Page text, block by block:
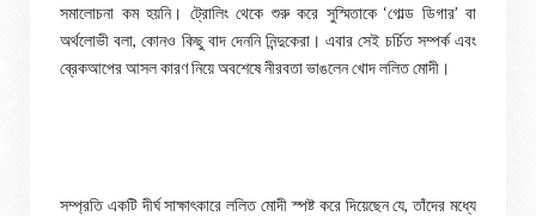
সমালোচনা কম হয়নি। ট্রোলিং থেকে শুরু করে সুস্মিতাকে ‘গোল্ড ডিগার’ বা
অর্থলোভী বলা, কোনও কিছু বাদ দেননি নিন্দুকেরা। এবার সেই চর্চিত সম্পর্ক এবং
ব্রেকআপের আসল কারণ নিয়ে অবশেষে নীরবতা ভাঙলেন খোদ ললিত মোদী।
সম্প্রতি একটি দীর্ঘ সাক্ষাৎকারে ললিত মোদী স্পষ্ট করে দিয়েছেন যে, তাঁদের মধ্যে